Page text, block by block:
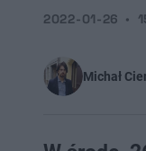
Michał
2022-01-26